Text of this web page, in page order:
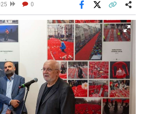
0
Facebook